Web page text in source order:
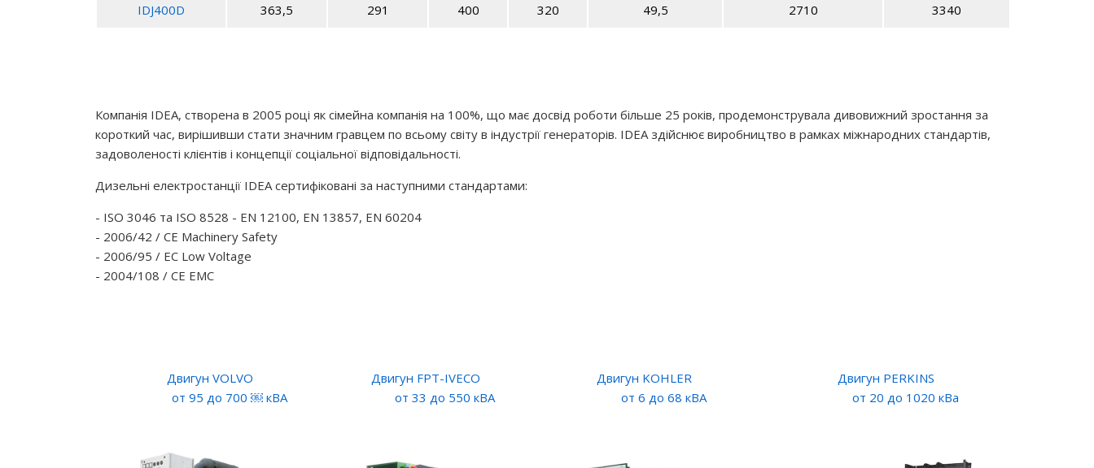
IDJ400D 363,5 291 400 320 49,5 2710 3340
Компанія IDEA, створена в 2005 році як сімейна компанія на 100%, що має досвід роботи більше 25 років, продемонструвала дивовижний зростання за
короткий час, вирішивши стати значним гравцем по всьому світу в індустрії генераторів. IDEA здійснює виробництво в рамках міжнародних стандартів,
задоволеності клієнтів і концепції соціальної відповідальності.
Дизельні електростанції IDEA сертифіковані за наступними стандартами:
- ISO 3046 та ISO 8528 - EN 12100, EN 13857, EN 60204
- 2006/42 / CE Machinery Safety
- 2006/95 / EC Low Voltage
- 2004/108 / CE EMC
Двигун VOLVO
от 95 до 700 ￼ кВА
Двигун FPT-IVECO
от 33 до 550 кВА
Двигун KOHLER
от 6 до 68 кВА
Двигун PERKINS
от 20 до 1020 кВа